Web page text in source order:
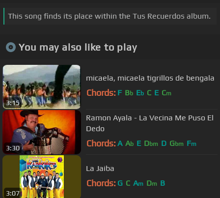
This song finds its place within the Tus Recuerdos album.
You may also like to play
3:15
micaela, micaela tigrillos de bengala
Chords: F Bb Eb C E Cm
3:30
Ramon Ayala - La Vecina Me Puso El
Dedo
Chords: A Ab E Dbm D Gbm Fm
3:07
La Jaiba
Chords: G C Am Dm B